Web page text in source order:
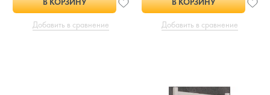
Добавить в сравнение Добавить в сравнение